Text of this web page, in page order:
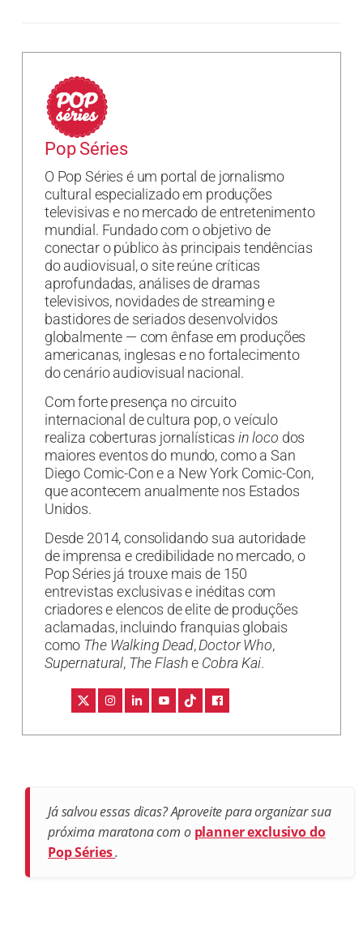
Pop Séries
O Pop Séries é um portal de jornalismo
cultural especializado em produções
televisivas e no mercado de entretenimento
mundial. Fundado com o objetivo de
conectar o público às principais tendências
do audiovisual, o site reúne críticas
aprofundadas, análises de dramas
televisivos, novidades de streaming e
bastidores de seriados desenvolvidos
globalmente — com ênfase em produções
americanas, inglesas e no fortalecimento
do cenário audiovisual nacional.
Com forte presença no circuito
internacional de cultura pop, o veículo
realiza coberturas jornalísticas in loco dos
maiores eventos do mundo, como a San
Diego Comic-Con e a New York Comic-Con,
que acontecem anualmente nos Estados
Unidos.
Desde 2014, consolidando sua autoridade
de imprensa e credibilidade no mercado, o
Pop Séries já trouxe mais de 150
entrevistas exclusivas e inéditas com
criadores e elencos de elite de produções
aclamadas, incluindo franquias globais
como The Walking Dead,Doctor Who,
Supernatural, The Flashe Cobra Kai.
Já salvou essas dicas? Aproveite para organizar sua
próxima maratona com o planner exclusivo do
Pop Séries.